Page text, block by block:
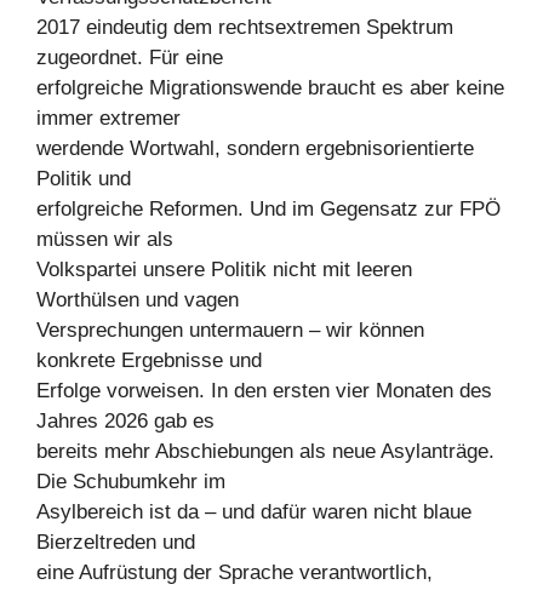
2017 eindeutig dem rechtsextremen Spektrum
zugeordnet. Für eine
erfolgreiche Migrationswende braucht es aber keine
immer extremer
werdende Wortwahl, sondern ergebnisorientierte
Politik und
erfolgreiche Reformen. Und im Gegensatz zur FPÖ
müssen wir als
Volkspartei unsere Politik nicht mit leeren
Worthülsen und vagen
Versprechungen untermauern – wir können
konkrete Ergebnisse und
Erfolge vorweisen. In den ersten vier Monaten des
Jahres 2026 gab es
bereits mehr Abschiebungen als neue Asylanträge.
Die Schubumkehr im
Asylbereich ist da – und dafür waren nicht blaue
Bierzeltreden und
eine Aufrüstung der Sprache verantwortlich,